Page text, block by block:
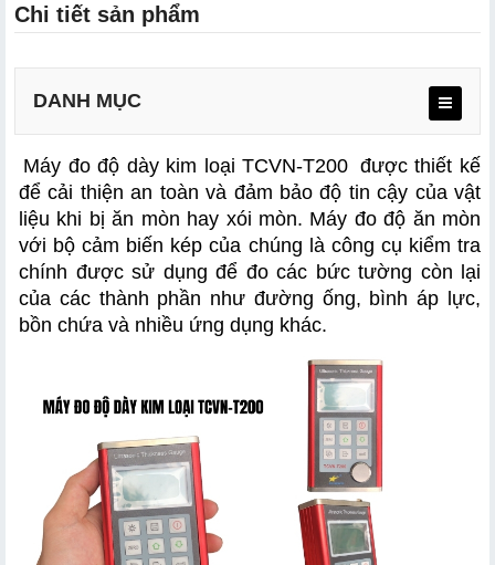
Chi tiết sản phẩm
DANH MỤC
Máy đo độ dày kim loại TCVN-T200 được thiết kế
để cải thiện an toàn và đảm bảo độ tin cậy của vật
liệu khi bị ăn mòn hay xói mòn. Máy đo độ ăn mòn
với bộ cảm biến kép của chúng là công cụ kiểm tra
chính được sử dụng để đo các bức tường còn lại
của các thành phần như đường ống, bình áp lực,
bồn chứa và nhiều ứng dụng khác.